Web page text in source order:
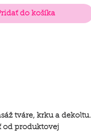
do košíka
tváre, krku a dekoltu.
od produktovej